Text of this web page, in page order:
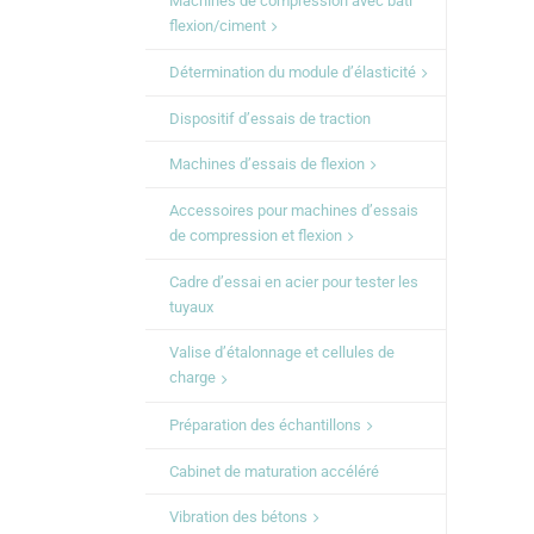
flexion/ciment
Détermination du module d’élasticité
Dispositif d’essais de traction
Machines d’essais de flexion
Accessoires pour machines d’essais
de compression et flexion
Cadre d’essai en acier pour tester les
tuyaux
Valise d’étalonnage et cellules de
charge
Préparation des échantillons
Cabinet de maturation accéléré
Vibration des bétons